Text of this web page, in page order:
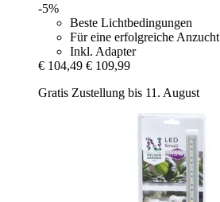
-5%
Beste Lichtbedingungen
Für eine erfolgreiche Anzucht
Inkl. Adapter
€ 104,49 € 109,99
Gratis Zustellung bis 11. August